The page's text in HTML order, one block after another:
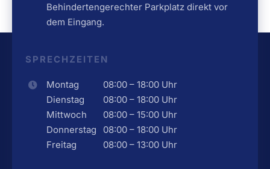
Behindertengerechter Parkplatz direkt vor
dem Eingang.
SPRECHZEITEN
Montag
08:00 – 18:00 Uhr
Dienstag
08:00 – 18:00 Uhr
Mittwoch
08:00 – 15:00 Uhr
Donnerstag
08:00 – 18:00 Uhr
Freitag
08:00 – 13:00 Uhr